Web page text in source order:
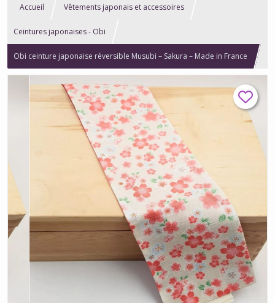
Accueil Vêtements japonais et accessoires
Ceintures japonaises - Obi
Obi ceinture japonaise réversible Musubi – Sakura – Made in France